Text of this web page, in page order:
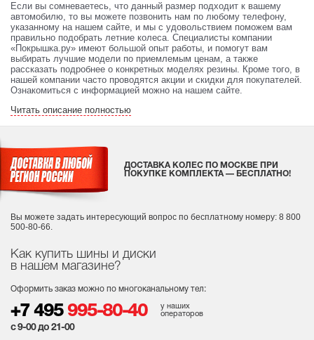
Если вы сомневаетесь, что данный размер подходит к вашему
автомобилю, то вы можете позвонить нам по любому телефону,
указанному на нашем сайте, и мы с удовольствием поможем вам
правильно подобрать летние колеса. Специалисты компании
«Покрышка.ру» имеют большой опыт работы, и помогут вам
выбирать лучшие модели по приемлемым ценам, а также
рассказать подробнее о конкретных моделях резины. Кроме того, в
нашей компании часто проводятся акции и скидки для покупателей.
Ознакомиться с информацией можно на нашем сайте.
Читать описание полностью
Как купить шины и диски
в нашем магазине?
Оформить заказ можно по многоканальному тел:
+7 495 995-80-40
у наших
операторов
с 9-00 до 21-00
ДОСТАВКА КОЛЕС ПО МОСКВЕ ПРИ
ПОКУПКЕ КОМПЛЕКТА — БЕСПЛАТНО!
Вы можете задать интересующий вопрос по бесплатному номеру: 8 800
500-80-66.